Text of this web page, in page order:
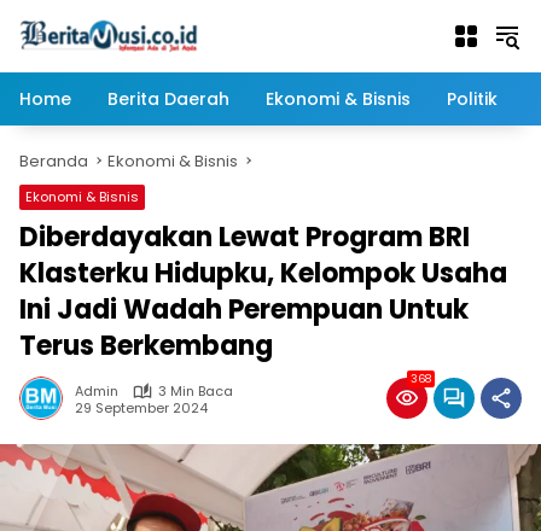
Home
Berita Daerah Ekonomi & Bisnis Politik
Beranda Ekonomi & Bisnis
Ekonomi & Bisnis
Diberdayakan Lewat Program BRI
Klasterku Hidupku, Kelompok Usaha
Ini Jadi Wadah Perempuan Untuk
Terus Berkembang
Admin
3 Min Baca
29 September 2024
368